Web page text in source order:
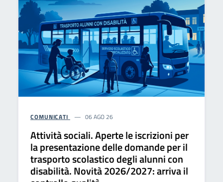
COMUNICATI 06 AGO 26
Attività sociali. Aperte le iscrizioni per
la presentazione delle domande per il
trasporto scolastico degli alunni con
disabilità. Novità 2026/2027: arriva il